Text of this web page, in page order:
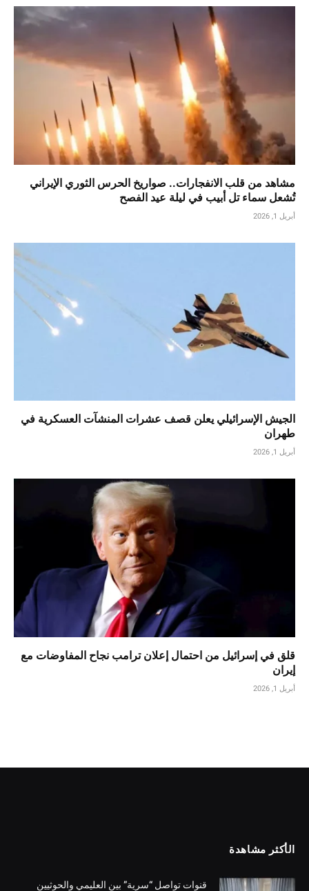
مشاهد من قلب الانفجارات.. صواريخ الحرس الثوري الإيراني
تُشعل سماء تل أبيب في ليلة عيد الفصح
أبريل 1, 2026
الجيش الإسرائيلي يعلن قصف عشرات المنشآت العسكرية في
طهران
أبريل 1, 2026
قلق في إسرائيل من احتمال إعلان ترامب نجاح المفاوضات مع
إيران
أبريل 1, 2026
الأكثر مشاهدة
قنوات تواصل “سرية” بين العليمي والحوثيين